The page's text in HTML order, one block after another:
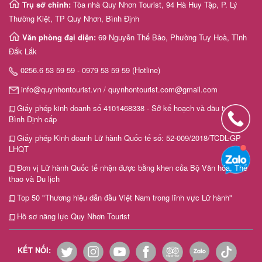
Trụ sở chính: Tòa nhà Quy Nhơn Tourist, 94 Hà Huy Tập, P. Lý
Thường Kiệt, TP Quy Nhơn, Bình Định
Văn phòng đại diện: 69 Nguyễn Thế Bảo, Phường Tuy Hoà, Tỉnh
Đắk Lắk
0256.6 53 59 59 - 0979 53 59 59 (Hotline)
info@quynhontourist.vn / quynhontourist.com@gmail.com
Giấy phép kinh doanh số 4101468338 - Sở kế hoạch và đầu tư tỉnh
Bình Định cấp
Giấy phép Kinh doanh Lữ hành Quốc tế số: 52-009/2018/TCDL-GP
LHQT
Đơn vị Lữ hành Quốc tế nhận được bằng khen của Bộ Văn hóa, Thể
thao và Du lịch
Top 50 "Thương hiệu dẫn đầu Việt Nam trong lĩnh vực Lữ hành"
Hồ sơ năng lực Quy Nhơn Tourist
KẾT NỐI: